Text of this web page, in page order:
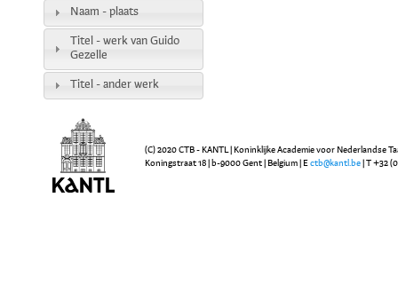
Naam - plaats
Titel - werk van Guido
Gezelle
Titel - ander werk
(C) 2020 CTB - KANTL | Koninklijke Academie voor Nederlandse
Koningstraat 18 | b-9000 Gent | Belgium | E ctb@kantl.be | T +32